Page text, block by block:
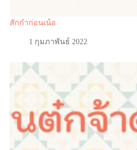
สักกำก่อนเน้อ
1 กุมภาพันธ์ 2022